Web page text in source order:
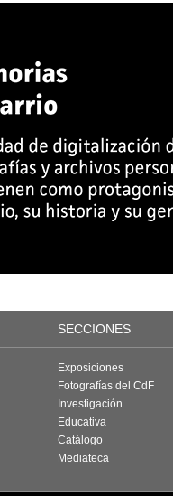
SECCIONES
Exposiciones
Fotografías del CdF
Investigación
Educativa
Catálogo
Mediateca